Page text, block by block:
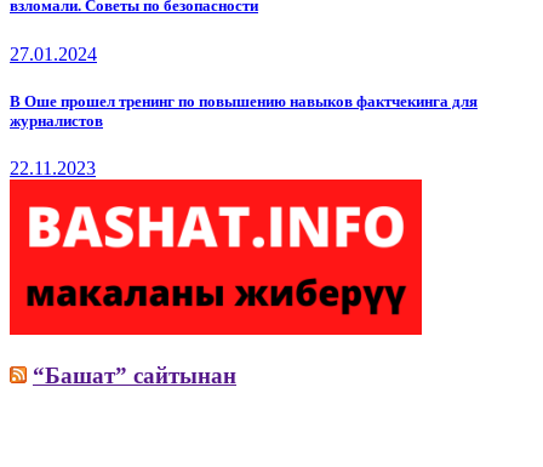
взломали. Советы по безопасности
27.01.2024
В Оше прошел тренинг по повышению навыков фактчекинга для
журналистов
22.11.2023
“Башат” сайтынан